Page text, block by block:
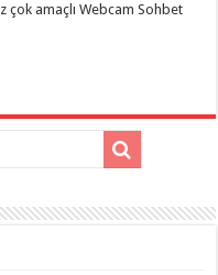
çok amaçlı Webcam Sohbet